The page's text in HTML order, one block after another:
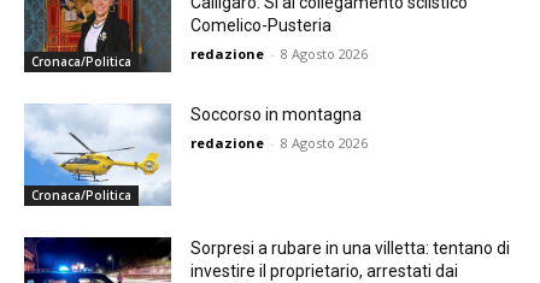
Cronaca/Politica
Comelico-Pusteria
redazione - 8 Agosto 2026
Cronaca/Politica
Soccorso in montagna
redazione - 8 Agosto 2026
Sorpresi a rubare in una villetta: tentano di
investire il proprietario, arrestati dai